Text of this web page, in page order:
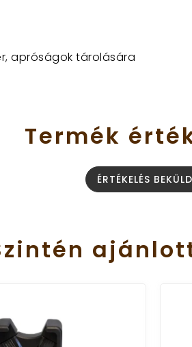
apróságok tárolására
Termék
ÉRTÉKELÉS